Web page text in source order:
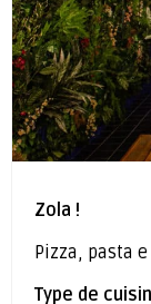
Zola !
Pizza, pasta
Type de